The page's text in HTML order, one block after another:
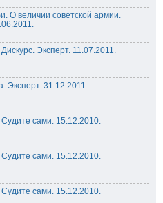
О величии советской армии.
Эксперт. 11.07.2011.
Эксперт. 31.12.2011.
сами. 15.12.2010.
сами. 15.12.2010.
сами. 15.12.2010.